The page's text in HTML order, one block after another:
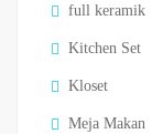
full keramik
Kitchen Set
Kloset
Meja Makan